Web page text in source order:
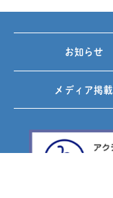
お知らせ
メディア掲載